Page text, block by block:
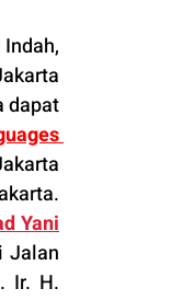
dapat
Yani
Jalan
Ir. H.